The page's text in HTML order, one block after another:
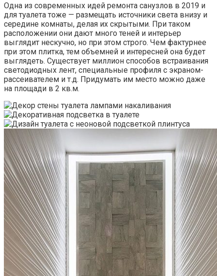
Одна из современных идей ремонта санузлов в 2019 и
для туалета тоже — размещать источники света внизу и
середине комнаты, делая их скрытыми. При таком
расположении они дают много теней и интерьер
выглядит нескучно, но при этом строго. Чем фактурнее
при этом плитка, тем объемней и интересней она будет
выглядеть. Существует миллион способов встраивания
светодиодных лент, специальные профиля с экраном-
рассеивателем и т.д. Придумать им место можно даже
на площади в 2 кв.м.